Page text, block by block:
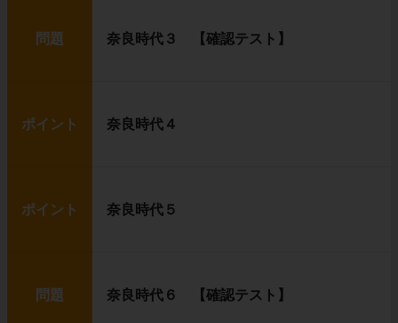
問題 奈良時代３ 【確認テスト】
ポイント 奈良時代４
ポイント 奈良時代５
問題 奈良時代６ 【確認テスト】